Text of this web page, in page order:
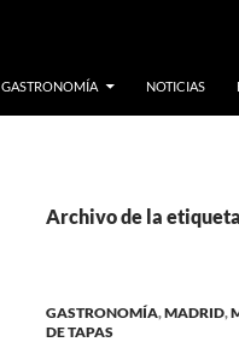
GASTRONOMÍA NOTICIAS
Archivo de la
GASTRONOMÍA,MADRID,
DE TAPAS